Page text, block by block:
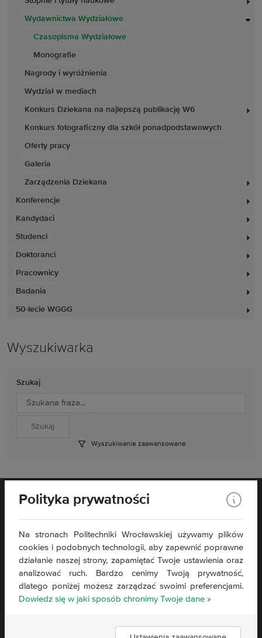
Wydawnictwa Wydziałowe
Czasopisma Wydziałowe
Monografie
Nagrody i wyróżnienia
Wydział w mediach
Konkurs Dziekana na najlepszą publikację W6
Konkurs fotograficzny dla szkół ponadpodstawowych
Oferty pracy
Galeria
Zarządzenia Dziekana
Konferencje
Kandydaci
Studenci
Doktoranci
Pracownicy
Badania
50-lecie WGGG
Wyszukiwarka
Szukaj
Wyszukiwanie zaawansowane
50 - 370 Wrocław
Mapa strony »
Polityka prywatności
Na stronach Politechniki Wrocławskiej używamy plików
cookies i podobnych technologii, aby zapewnić poprawne
działanie naszej strony, zapamiętać Twoje ustawienia oraz
analizować ruch. Bardzo cenimy Twoją prywatność,
dlatego poniżej możesz zarządzać swoimi preferencjami.
Dowiedz się w jaki sposób chronimy Twoje dane »